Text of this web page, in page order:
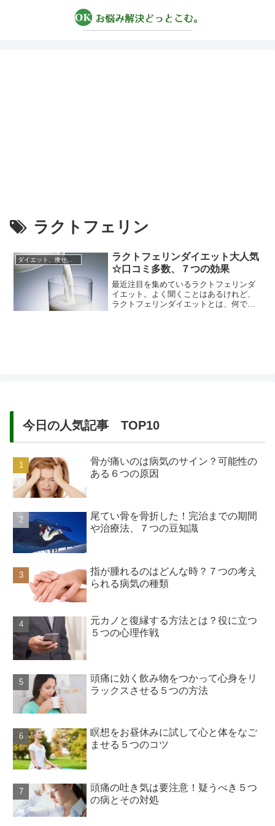
ラクトフェリン
ダイエット、痩せる方法
ラクトフェリンダイエット大人気
☆口コミ多数、７つの効果
最近注目を集めているラクトフェリンダ
イエット。よく聞くことはあるけれど、
ラクトフェリンダイエットとは、何でし
今日の人気記事 TOP10
骨が痛いのは病気のサイン？可能性の
ある６つの原因
尾てい骨を骨折した！完治までの期間
や治療法、７つの豆知識
指が腫れるのはどんな時？７つの考え
られる病気の種類
元カノと復縁する方法とは？役に立つ
５つの心理作戦
頭痛に効く飲み物をつかって心身をリ
ラックスさせる５つの方法
瞑想をお昼休みに試して心と体をなご
ませる５つのコツ
頭痛の吐き気は要注意！疑うべき５つ
の病とその対処